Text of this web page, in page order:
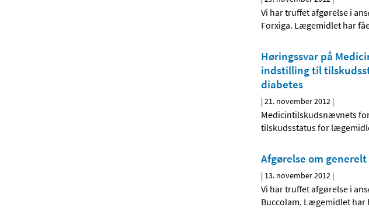
Vi har truffet afgørelse i
Forxiga. Lægemidlet har
Høringssvar på
indstilling til
diabetes
|21. november 2012 |
Medicintilskudsnævnets
tilskudsstatus for
Afgørelse om
| 13. november 2012 |
Vi har truffet afgørelse i
Buccolam. Lægemidlet